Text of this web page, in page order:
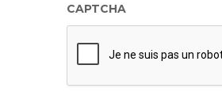
CAPTCHA